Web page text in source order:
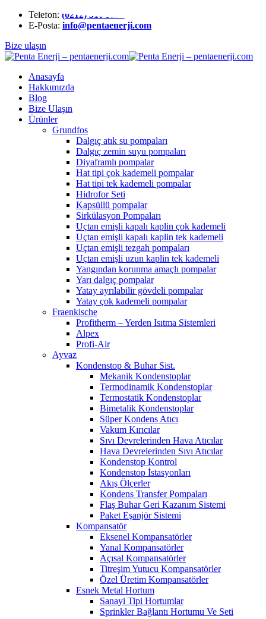
Telefon: (0212) 510 9991
E-Posta: info@pentaenerji.com
Bize ulaşın
Anasayfa
Hakkımızda
Blog
Bize Ulaşın
Ürünler
Grundfos
Dalgıç atık su pompaları
Dalgıç zemin suyu pompaları
Diyaframlı pompalar
Hat tipi çok kademeli pompalar
Hat tipi tek kademeli pompalar
Hidrofor Seti
Kapsüllü pompalar
Sirkülasyon Pompaları
Uçtan emişli kapalı kaplin çok kademeli
Uçtan emişli kapalı kaplin tek kademeli
Uçtan emişli tezgah pompaları
Uçtan emişli uzun kaplin tek kademeli
Yangından korunma amaçlı pompalar
Yarı dalgıç pompalar
Yatay ayrılabilir gövdeli pompalar
Yatay çok kademeli pompalar
Fraenkische
Profitherm – Yerden Isıtma Sistemleri
Alpex
Profi-Air
Ayvaz
Kondenstop & Buhar Sist.
Mekanik Kondenstoplar
Termodinamik Kondenstoplar
Termostatik Kondenstoplar
Bimetalik Kondenstoplar
Süper Kondens Atıcı
Vakum Kırıcılar
Sıvı Devrelerinden Hava Atıcılar
Hava Devrelerinden Sıvı Atıcılar
Kondenstop Kontrol
Kondenstop İstasyonları
Akış Ölçerler
Kondens Transfer Pompaları
Flaş Buhar Geri Kazanım Sistemi
Paket Eşanjör Sistemi
Kompansatör
Eksenel Kompansatörler
Yanal Kompansatörler
Açısal Kompansatörler
Titreşim Yutucu Kompansatörler
Özel Üretim Kompansatörler
Esnek Metal Hortum
Sanayi Tipi Hortumlar
Sprinkler Bağlantı Hortumu Ve Seti